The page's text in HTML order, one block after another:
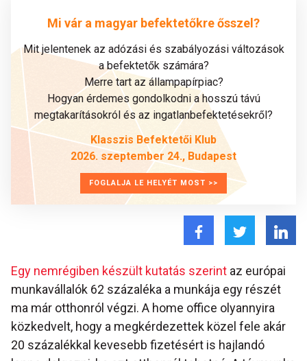
Mi vár a magyar befektetőkre ősszel?
Mit jelentenek az adózási és szabályozási változások
a befektetők számára?
Merre tart az állampapírpiac?
Hogyan érdemes gondolkodni a hosszú távú
megtakarításokról és az ingatlanbefektetésekről?
Klasszis Befektetői Klub
2026. szeptember 24., Budapest
FOGLALJA LE HELYÉT MOST >>
Egy nemrégiben készült kutatás szerint az európai
munkavállalók 62 százaléka a munkája egy részét
ma már otthonról végzi. A home office olyannyira
közkedvelt, hogy a megkérdezettek közel fele akár
20 százalékkal kevesebb fizetésért is hajlandó